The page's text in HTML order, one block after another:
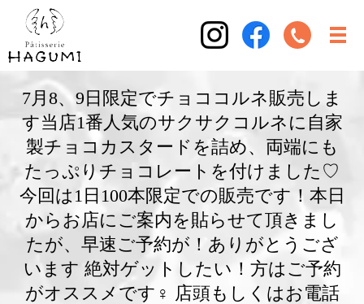
7月8、9日限定でチョココルネ販売しま
す当店1番人気のサクサクコルネに自家
製チョコカスタードを詰め、両端にも
たっぷりチョコレートを付けました♡
今回は1日100本限定での販売です！本日
からお店にご案内を貼らせて頂きまし
たが、早速ご予約が！ありがとうござ
います 絶対ゲットしたい！方はご予約
がオススメです‍♀️ 店頭もしくはお電話